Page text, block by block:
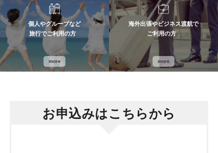
個人やグループなど
旅行でご利用の方
more
海外出張やビジネス渡航で
ご利用の方
more
お申込みはこちらから